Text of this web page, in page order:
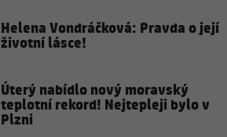
Helena Vondráčková: Pravda o její
životní lásce!
Úterý nabídlo nový moravský
teplotní rekord! Nejtepleji bylo v
Plzni